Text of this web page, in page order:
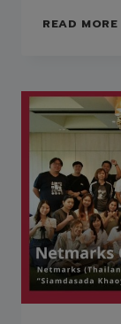
READ MORE